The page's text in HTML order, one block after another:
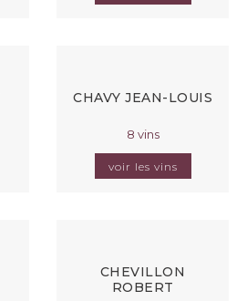
CHAVY JEAN-LOUIS
8 vins
voir les vins
CHEVILLON
ROBERT